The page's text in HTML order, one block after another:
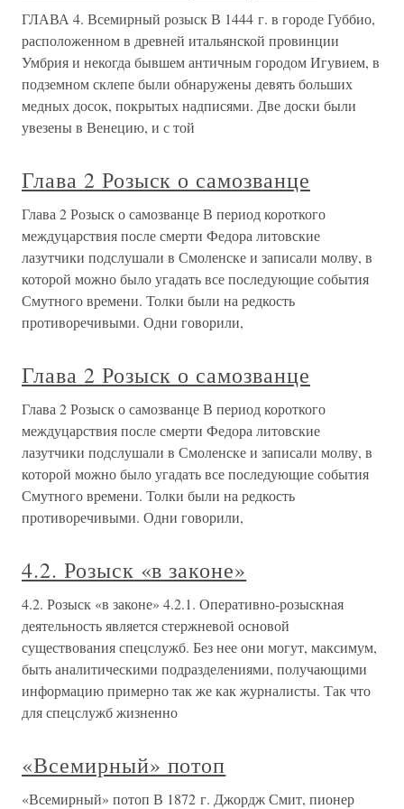
ГЛАВА 4. Всемирный розыск В 1444 г. в городе Губбио,
расположенном в древней итальянской провинции
Умбрия и некогда бывшем античным городом Игувием, в
подземном склепе были обнаружены девять больших
медных досок, покрытых надписями. Две доски были
увезены в Венецию, и с той
Глава 2 Розыск о самозванце
Глава 2 Розыск о самозванце В период короткого
междуцарствия после смерти Федора литовские
лазутчики подслушали в Смоленске и записали молву, в
которой можно было угадать все последующие события
Смутного времени. Толки были на редкость
противоречивыми. Одни говорили,
Глава 2 Розыск о самозванце
Глава 2 Розыск о самозванце В период короткого
междуцарствия после смерти Федора литовские
лазутчики подслушали в Смоленске и записали молву, в
которой можно было угадать все последующие события
Смутного времени. Толки были на редкость
противоречивыми. Одни говорили,
4.2. Розыск «в законе»
4.2. Розыск «в законе» 4.2.1. Оперативно-розыскная
деятельность является стержневой основой
существования спецслужб. Без нее они могут, максимум,
быть аналитическими подразделениями, получающими
информацию примерно так же как журналисты. Так что
для спецслужб жизненно
«Всемирный» потоп
«Всемирный» потоп В 1872 г. Джордж Смит, пионер